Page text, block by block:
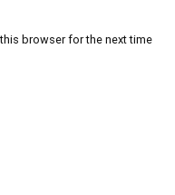
browser for the next time